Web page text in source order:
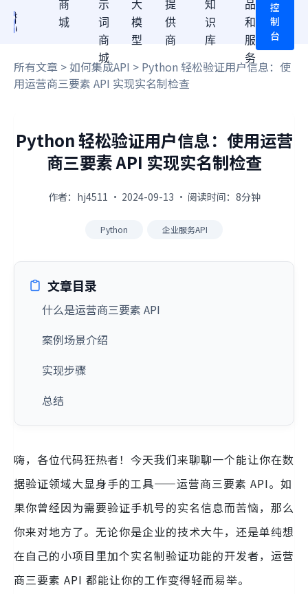
商
城
示
词
商
城
大
模
型
提
供
商
知
识
库
品
和
服
务
控
制
台
所有文章 >如何集成API > Python 轻松验证用户信息：使
用运营商三要素 API 实现实名制检查
Python 轻松验证用户信息：使用运营
商三要素 API 实现实名制检查
作者：hj4511 · 2024-09-13 · 阅读时间：8分钟
Python 企业服务API
文章目录
什么是运营商三要素 API
案例场景介绍
实现步骤
总结
嗨，各位代码狂热者！今天我们来聊聊一个能让你在数
据验证领域大显身手的工具——运营商三要素 API。如
果你曾经因为需要验证手机号的实名信息而苦恼，那么
你来对地方了。无论你是企业的技术大牛，还是单纯想
在自己的小项目里加个实名制验证功能的开发者，运营
商三要素 API 都能让你的工作变得轻而易举。